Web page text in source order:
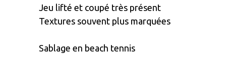
Jeu lifté et coupé très présent
Textures souvent plus marquées
Sablage en beach tennis